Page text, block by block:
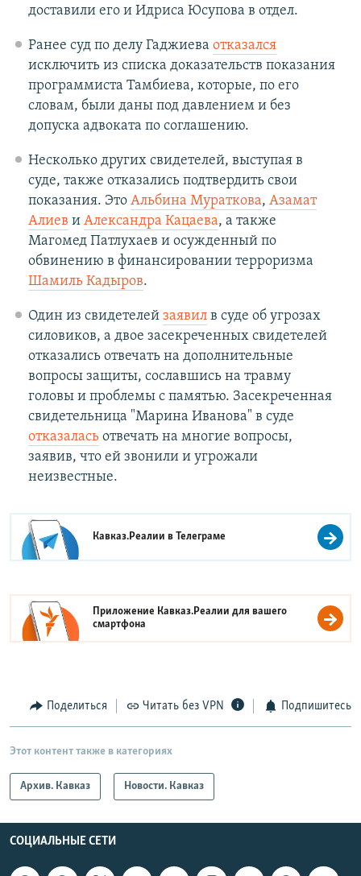
доставили его и Идриса Юсупова в отдел.
Ранее суд по делу Гаджиева отказался
исключить из списка доказательств показания
программиста Тамбиева, которые, по его
словам, были даны под давлением и без
допуска адвоката по соглашению.
Несколько других свидетелей, выступая в
суде, также отказались подтвердить свои
показания. Это Альбина Мураткова, Азамат
Алиев и Александра Кацаева, а также
Магомед Патлухаев и осужденный по
обвинению в финансировании терроризма
Шамиль Кадыров.
Один из свидетелей заявилв суде об угрозах
силовиков, а двое засекреченных свидетелей
отказались отвечать на дополнительные
вопросы защиты, сославшись на травму
головы и проблемы с памятью. Засекреченная
свидетельница "Марина Иванова" в суде
отказаласьотвечать на многие вопросы,
заявив, что ей звонили и угрожали
неизвестные.
Кавказ.Реалии вТелеграме
Приложение Кавказ.Реалии для вашего
смартфона
Поделиться Читать без VPN Подпишитесь
Этот контент также в категориях
Архив. Кавказ Новости. Кавказ
СОЦИАЛЬНЫЕ СЕТИ